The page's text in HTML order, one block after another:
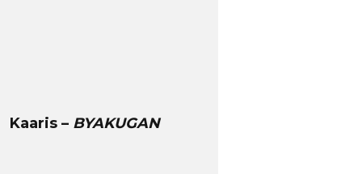
Kaaris – BYAKUGAN